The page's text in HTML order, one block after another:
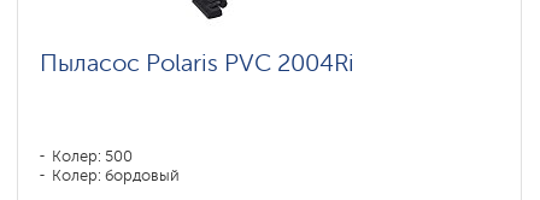
Пыласос Polaris PVC 2004Ri
Колер: 500
Колер: бордовый